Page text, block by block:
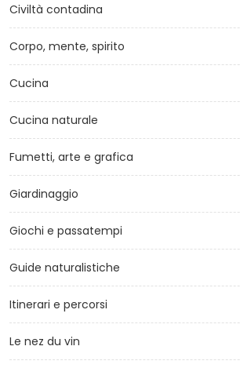
Civiltà contadina
Corpo, mente, spirito
Cucina
Cucina naturale
Fumetti, arte e grafica
Giardinaggio
Giochi e passatempi
Guide naturalistiche
Itinerari e percorsi
Le nez du vin